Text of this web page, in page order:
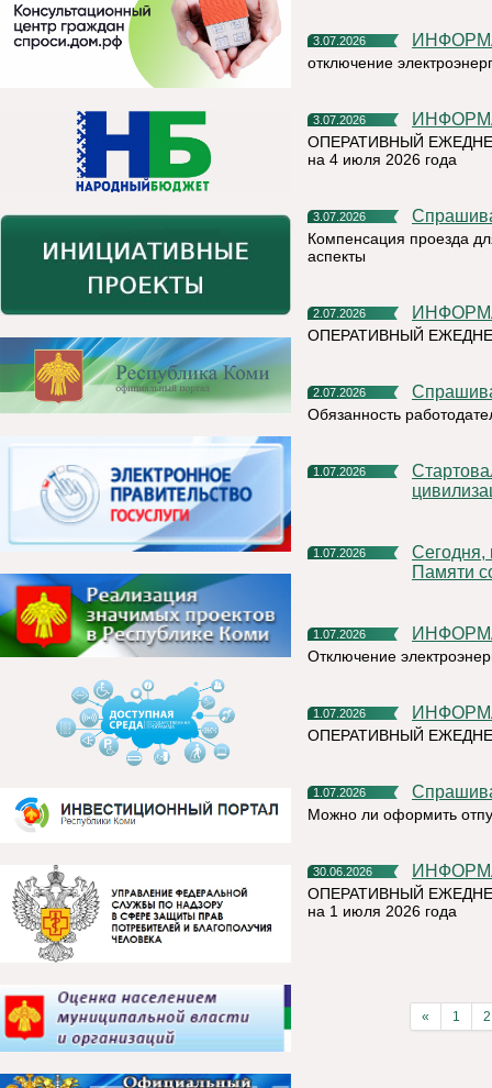
3.07.2026
отключение
3.07.2026
ОПЕРАТИВНЫЙ
на 4 июля 2026 года
3.07.2026
Компенсация проезда
аспекты
2.07.2026
ОПЕРАТИВНЫЙ
2.07.2026
Обязанность
1.07.2026
Стартовал X Международный фотоконкурс «Русская
1.07.2026
Сегодня, в День ветеранов боевых действий, в Сквере
Памяти
1.07.2026
Отключение
1.07.2026
ОПЕРАТИВНЫЙ
1.07.2026
Можно ли оформить
30.06.2026
ОПЕРАТИВНЫЙ
на 1 июля 2026 года
« 1 2